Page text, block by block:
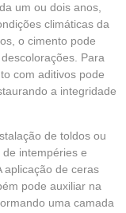
um ou dois anos,
climáticas da
o cimento pode
Para
com aditivos pode
a integridade
de toldos ou
intempéries e
aplicação de ceras
pode auxiliar na
uma camada